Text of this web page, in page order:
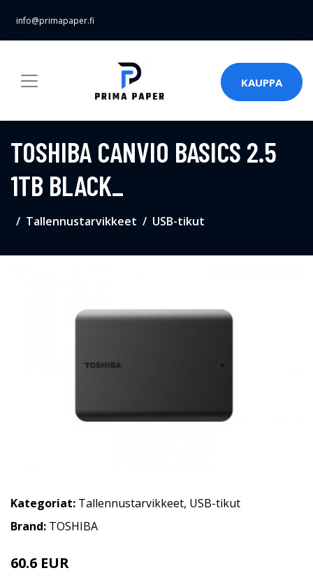
info@primapaper.fi
KAUPPA
TOSHIBA CANVIO BASICS 2.5
1TB BLACK_
Tallennustarvikkeet USB-tikut
Kategoriat: Tallennustarvikkeet, USB-tikut
Brand: TOSHIBA
60.6 EUR